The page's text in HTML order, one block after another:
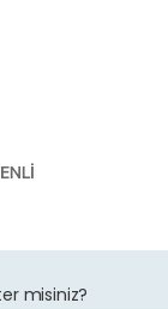
misiniz?